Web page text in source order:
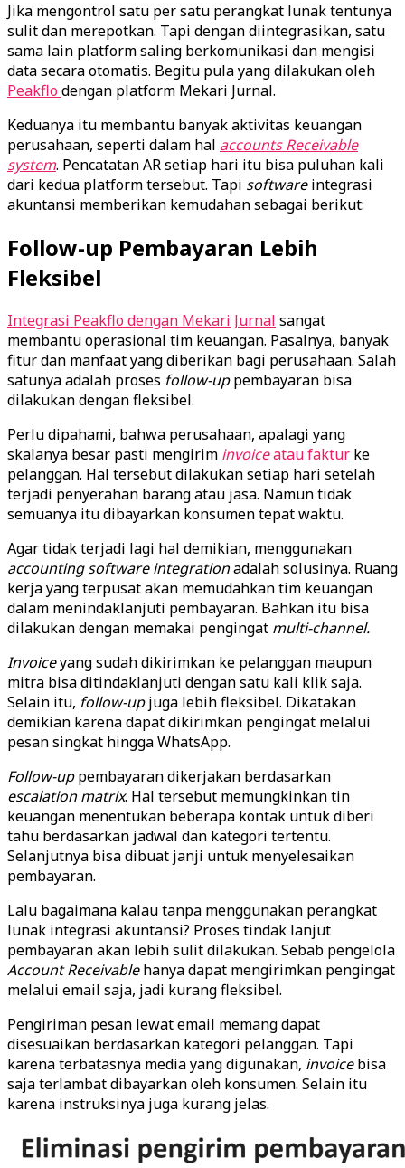
Jika mengontrol satu per satu perangkat lunak tentunya
sulit dan merepotkan. Tapi dengan diintegrasikan, satu
sama lain platform saling berkomunikasi dan mengisi
data secara otomatis. Begitu pula yang dilakukan oleh
Peakflodengan platform Mekari Jurnal.
Keduanya itu membantu banyak aktivitas keuangan
perusahaan, seperti dalam hal accounts Receivable
system. Pencatatan AR setiap hari itu bisa puluhan kali
dari kedua platform tersebut. Tapi softwareintegrasi
akuntansi memberikan kemudahan sebagai berikut:
Follow-up Pembayaran Lebih
Fleksibel
Integrasi Peakflo dengan Mekari Jurnal sangat
membantu operasional tim keuangan. Pasalnya, banyak
fitur dan manfaat yang diberikan bagi perusahaan. Salah
satunya adalah proses follow-uppembayaran bisa
dilakukan dengan fleksibel.
Perlu dipahami, bahwa perusahaan, apalagi yang
skalanya besar pasti mengirim invoiceatau faktur ke
pelanggan. Hal tersebut dilakukan setiap hari setelah
terjadi penyerahan barang atau jasa. Namun tidak
semuanya itu dibayarkan konsumen tepat waktu.
Agar tidak terjadi lagi hal demikian, menggunakan
accounting software integrationadalah solusinya. Ruang
kerja yang terpusat akan memudahkan tim keuangan
dalam menindaklanjuti pembayaran. Bahkan itu bisa
dilakukan dengan memakai pengingat multi-channel.
Invoiceyang sudah dikirimkan ke pelanggan maupun
mitra bisa ditindaklanjuti dengan satu kali klik saja.
Selain itu, follow-upjuga lebih fleksibel. Dikatakan
demikian karena dapat dikirimkan pengingat melalui
pesan singkat hingga WhatsApp.
Follow-uppembayaran dikerjakan berdasarkan
escalation matrix. Hal tersebut memungkinkan tin
keuangan menentukan beberapa kontak untuk diberi
tahu berdasarkan jadwal dan kategori tertentu.
Selanjutnya bisa dibuat janji untuk menyelesaikan
pembayaran.
Lalu bagaimana kalau tanpa menggunakan perangkat
lunak integrasi akuntansi? Proses tindak lanjut
pembayaran akan lebih sulit dilakukan. Sebab pengelola
Account Receivablehanya dapat mengirimkan pengingat
melalui email saja, jadi kurang fleksibel.
Pengiriman pesan lewat email memang dapat
disesuaikan berdasarkan kategori pelanggan. Tapi
karena terbatasnya media yang digunakan, invoicebisa
saja terlambat dibayarkan oleh konsumen. Selain itu
karena instruksinya juga kurang jelas.